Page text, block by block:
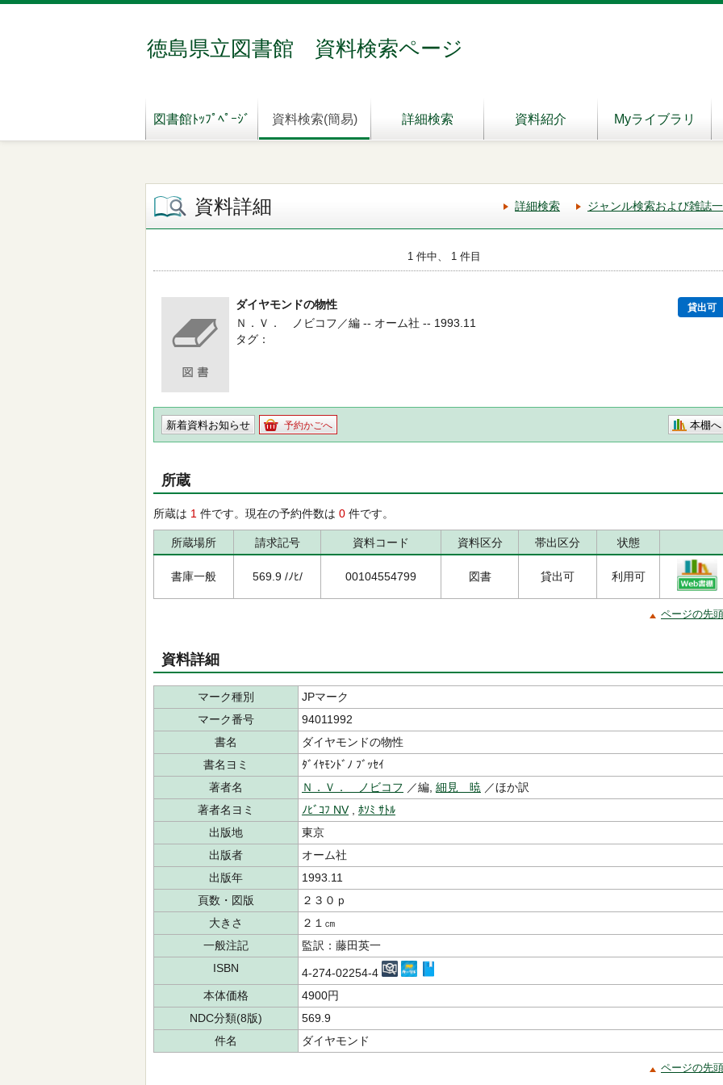
徳島県立図書館 資料検索ページ
図書館ﾄｯﾌﾟﾍﾟｰｼﾞ 資料検索(簡易) 詳細検索 資料紹介 Myライブラリ
資料詳細 詳細検索 ジャンル検索および雑誌
1 件中、 1 件目
ダイヤモンドの物性 貸出可
Ｎ．Ｖ． ノビコフ／編 -- オーム社 -- 1993.11
タグ
新着資料お知らせ 予約かごへ 本棚へ
所蔵
所蔵は 1 件です。現在の予約件数は 0 件です。
所蔵場所 請求記号 資料コード 資料区分 帯出区分 状態
書庫一般 569.9 /ﾉﾋ/ 00104554799 図書 貸出可 利用可
ページの先
資料詳細
マーク種別
JPマーク
マーク番号
94011992
書名
ダイヤモンドの物性
書名ヨミ
ﾀﾞｲﾔﾓﾝﾄﾞﾉ ﾌﾞｯｾｲ
著者名
Ｎ．Ｖ． ノビコフ ／編, 細見 暁 ／ほか訳
著者名ヨミ
ﾉﾋﾞｺﾌ NV, ﾎｿﾐ ｻﾄﾙ
出版地
東京
出版者
オーム社
出版年
1993.11
頁数・図版
２３０ｐ
大きさ
２１㎝
一般注記
監訳：藤田英一
ISBN
4-274-02254-4
本体価格
4900円
NDC分類(8版)
569.9
件名
ダイヤモンド
ページの先